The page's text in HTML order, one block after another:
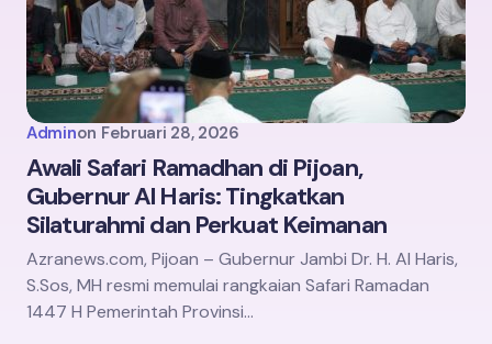
Adminon Februari 28, 2026
Awali Safari Ramadhan di Pijoan,
Gubernur Al Haris: Tingkatkan
Silaturahmi dan Perkuat Keimanan
Azranews.com, Pijoan – Gubernur Jambi Dr. H. Al Haris,
S.Sos, MH resmi memulai rangkaian Safari Ramadan
1447 H Pemerintah Provinsi…